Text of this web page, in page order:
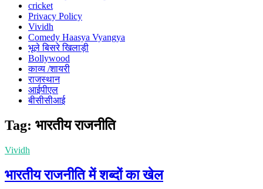
cricket
Privacy Policy
Vividh
Comedy Haasya Vyangya
भूले बिसरे खिलाड़ी
Bollywood
काव्य /शायरी
राजस्थान
आईपीएल
बीसीसीआई
Tag: भारतीय राजनीति
Vividh
भारतीय राजनीति में शब्दों का खेल